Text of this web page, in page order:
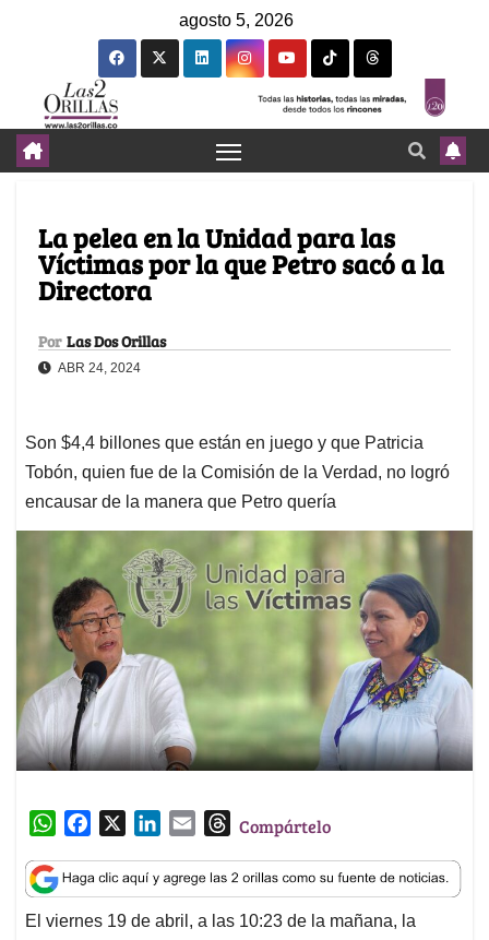
agosto 5, 2026
La pelea en la Unidad para las
Víctimas por la que Petro sacó a la
Directora
Por Las Dos Orillas
ABR 24, 2024
Son $4,4 billones que están en juego y que Patricia
Tobón, quien fue de la Comisión de la Verdad, no logró
encausar de la manera que Petro quería
W
a
t
s
c
e
b
n
k
e
a
i
l
T
r
e
a
Compártelo
El viernes 19 de abril, a las 10:23 de la mañana, la